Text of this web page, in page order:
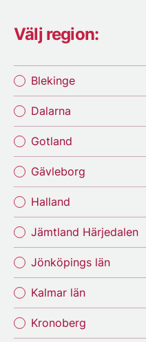
Välj region:
Blekinge
Dalarna
Gotland
Gävleborg
Halland
Jämtland Härjedalen
Jönköpings län
Kalmar län
Kronoberg